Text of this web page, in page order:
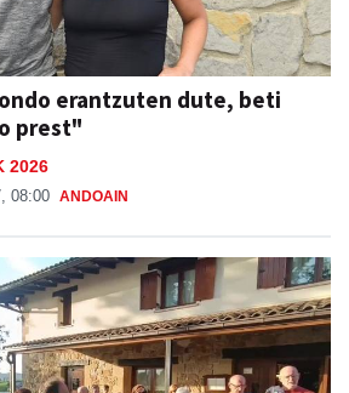
erantzuten dute, beti
prest"
2026
08:00 ANDOAIN